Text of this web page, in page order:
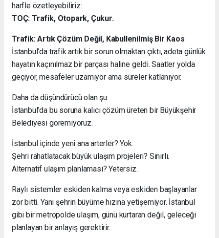
harfle özetleyebiliriz:
TOÇ: Trafik, Otopark, Çukur.
Trafik: Artık Çözüm Değil, Kabullenilmiş Bir Kaos
İstanbul’da trafik artık bir sorun olmaktan çıktı, adeta günlük
hayatın kaçınılmaz bir parçası haline geldi. Saatler yolda
geçiyor, mesafeler uzamıyor ama süreler katlanıyor.
Daha da düşündürücü olan şu:
İstanbul’da bu soruna kalıcı çözüm üreten bir Büyükşehir
Belediyesi göremiyoruz.
İstanbul içinde yeni ana arterler? Yok.
Şehri rahatlatacak büyük ulaşım projeleri? Sınırlı.
Alternatif ulaşım planlaması? Yetersiz.
Raylı sistemler eskiden kalma veya eskiden başlayanlar
zor bitti. Yani şehrin büyüme hızına yetişemiyor. İstanbul
gibi bir metropolde ulaşım, günü kurtaran değil, geleceği
planlayan bir anlayış gerektirir.